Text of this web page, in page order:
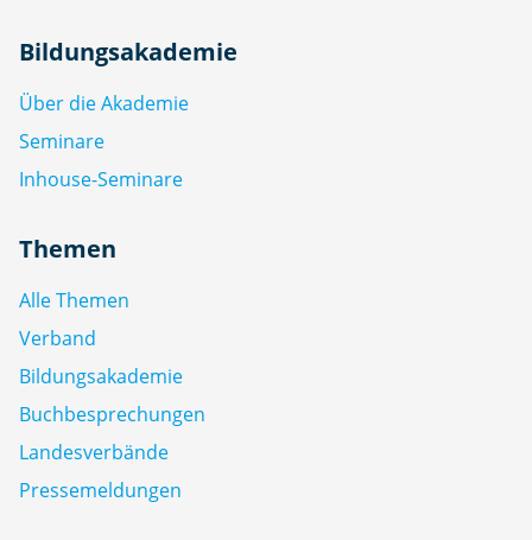
Bildungsakademie
Über die Akademie
Seminare
Inhouse-Seminare
Themen
Alle Themen
Verband
Bildungsakademie
Buchbesprechungen
Landesverbände
Pressemeldungen